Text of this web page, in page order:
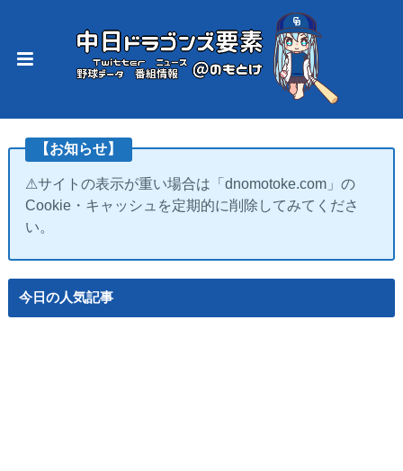
【お知らせ】
⚠サイトの表示が重い場合は「dnomotoke.com」の
Cookie・キャッシュを定期的に削除してみてくださ
い。
今日の人気記事